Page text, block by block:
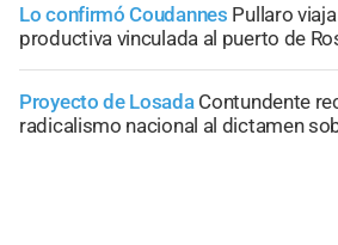
Lo confirmó Coudannes Pullaro
productiva vinculada al puerto de
Proyecto de Losada Contundente
radicalismo nacional al dictamen